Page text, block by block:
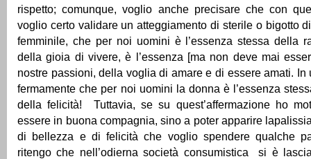
rispetto; comunque, voglio anche precisare che con
voglio certo validare un atteggiamento di sterile o bigotto
femminile, che per noi uomini è l’essenza stessa della
della gioia di vivere, è l’essenza [ma non deve mai esser
nostre passioni, della voglia di amare e di essere amati.
fermamente che per noi uomini la donna è l’essenza
della felicità! Tuttavia, se su quest’affermazione ho
essere in buona compagnia, sino a poter apparire
di bellezza e di felicità che voglio spendere qualche
ritengo che nell’odierna società consumistica si è